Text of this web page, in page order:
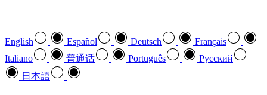
English Español Deutsch
Français
Italiano
普通话 Português
Pусский
日本語